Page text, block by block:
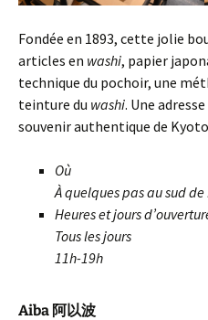
Fondée en 1893, cette jolie
articles en washi, papier
technique du pochoir, une
teinture du washi. Une
souvenir authentique de
Où
À quelques pas au sud de
Heures et jours
Tous les jours
11h-19h
Aiba 阿以波